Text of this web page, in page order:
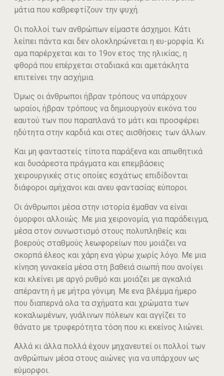
μάτια που καθρεφτίζουν την ψυχή.
Οι πολλοί των ανθρώπων είμαστε άσχημοι. Κάτι
λείπει πάντα και δεν ολοκληρώνεται η ευ-μορφία. Κι
αμα παρέρχεται και το 19ον ετος της ηλικίας, η
φθορά που επέρχεται σταδιακά και αμετάκλητα
επιτείνει την ασχήμια.
Όμως οι άνθρωποι ήβραν τρόπους να υπάρχουν
ωραίοι, ήβραν τρόπους να δημιουργούν εικόνα του
εαυτού των που παραπλανά το μάτι και προσφέρει
ηδύτητα στην καρδιά και στες αισθήσεις των άλλων.
Και μη φανταστείς τίποτα παράξενα και απωθητικά
και δυσάρεστα πράγματα και επεμβάσεις
χειρουργικές στις οποίες εσχάτως επιδίδονται
διάφοροι αμήχανοι και ανευ φαντασίας εύποροι.
Οι άνθρωποι μέσα στην ιστορία έμαθαν να είναι
όμορφοι αλλοιώς. Με μια χειρονομία, για παράδειγμα,
μέσα στον συνωστισμό στους πολυπληθείς και
βοερούς σταθμούς λεωφορείων που μοιάζει να
σκορπά έλεος και χάρη ενα γύρω χωρίς λόγο. Με μια
κίνηση γυνακεία μέσα στη βαθειά σιωπή που ανοίγει
και κλείνει με αργό ρυθμό και μοιάζει με αγκαλιά
απέραντη ή με μήτρα γόνιμη. Με ενα βλέμμα ήμερο
που διαπερνά ολα τα σχήματα και χρώματα των
κοκαλωμένων, γυάλινων πόλεων και αγγίζει το
θάνατο με τρυφερότητα τόση που κι εκείνος λιώνει.
Αλλά κι άλλα πολλά έχουν μηχανευτεί οι πολλοί των
ανθρώπων μέσα στους αιώνες για να υπάρχουν ως
εύμορφοι.